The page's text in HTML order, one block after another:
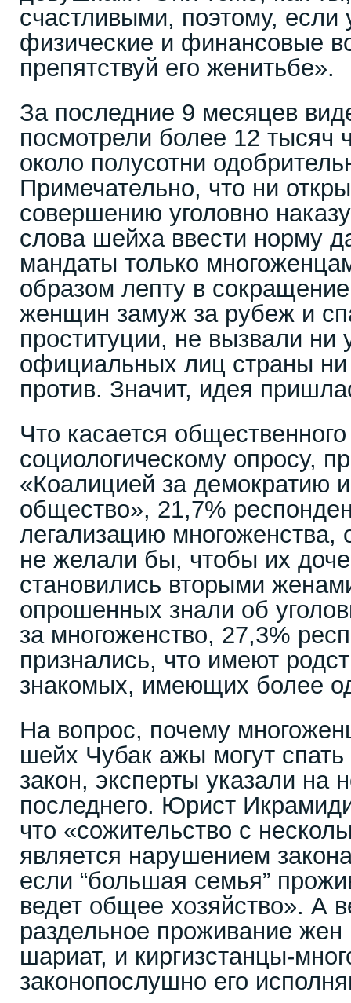
счастливыми, поэтому, если
физические и финансовые
препятствуй его женитьбе».
За последние 9 месяцев
посмотрели более 12 тысяч
около полусотни
Примечательно, что ни
совершению уголовно
слова шейха ввести норму
мандаты только
образом лепту в сокращение
женщин замуж за рубеж и
проституции, не вызвали ни
официальных лиц страны ни
против. Значит, идея
Что касается
социологическому опросу,
«Коалицией за демократию
общество», 21,7%
легализацию многоженства,
не желали бы, чтобы их
становились вторыми
опрошенных знали об
за многоженство, 27,3%
признались, что имеют
знакомых, имеющих более
На вопрос, почему
шейх Чубак ажы могут
закон, эксперты указали на
последнего. Юрист
что «сожительство с
является нарушением
если “большая семья”
ведет общее хозяйство». А
раздельное проживание
шариат, и киргизстанцы-
законопослушно его